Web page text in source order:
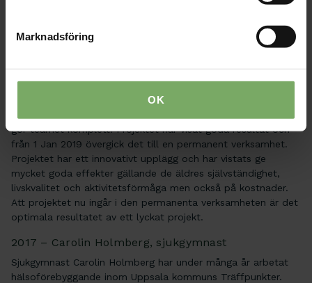
Marknadsföring
OK
projektägare, en fysioterapeut arbetar som projektledare,
fysioterapeuter (och arbetsterapeuter) bedömer och skriver
I IHR-team finns också duktiga kollegor i form av tio
gör teamet komplett. Projektet har visat goda resultat och
från 1 Jan 2019 övergick det till en permanent verksamhet.
Projektet har ett innovativt upplägg och har vistats ge
mycket goda effekter gällande de äldres självständighet,
livskvalitet och aktivitetsförmåga men också på kostnader.
Att projektet nu ingår i den permanenta verksamheten är det
optimala resultatet av ett lyckat projekt.
2017 – Carolin Holmberg, sjukgymnast
Sjukgymnast Carolin Holmberg har under många år arbetat
hälsoförebyggande inom Uppsala kommuns Träffpunkter.